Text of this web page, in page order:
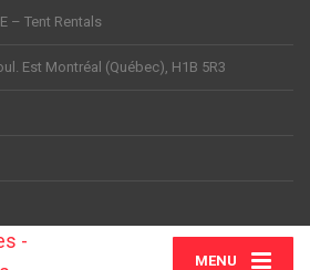
– Tent Rentals
Est Montréal (Québec), H1B 5R3
MENU